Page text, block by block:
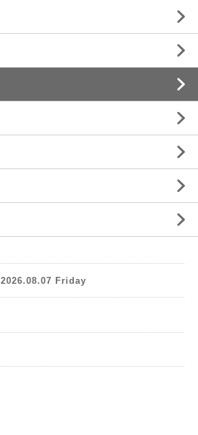
2026.08.07 Friday